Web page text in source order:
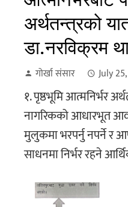
अर्थतन्त्रको
डा.नरविक्रम
गोर्खा संसार July
१. पृष्ठभूमि आत्मनिर्भर
नागरिकको आधारभूत
मुलुकमा भरपर्नु नपर्ने र
साधनमा निर्भर रहने